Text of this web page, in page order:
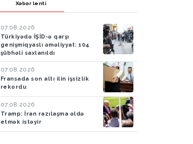
Xəbər lenti
07.08.2026
Türkiyədə İŞİD-ə qarşı
genişmiqyaslı əməliyyat: 104
şübhəli saxlanıldı
07.08.2026
Fransada son altı ilin işsizlik
rekordu
07.08.2026
Tramp: İran razılaşma əldə
etmək istəyir